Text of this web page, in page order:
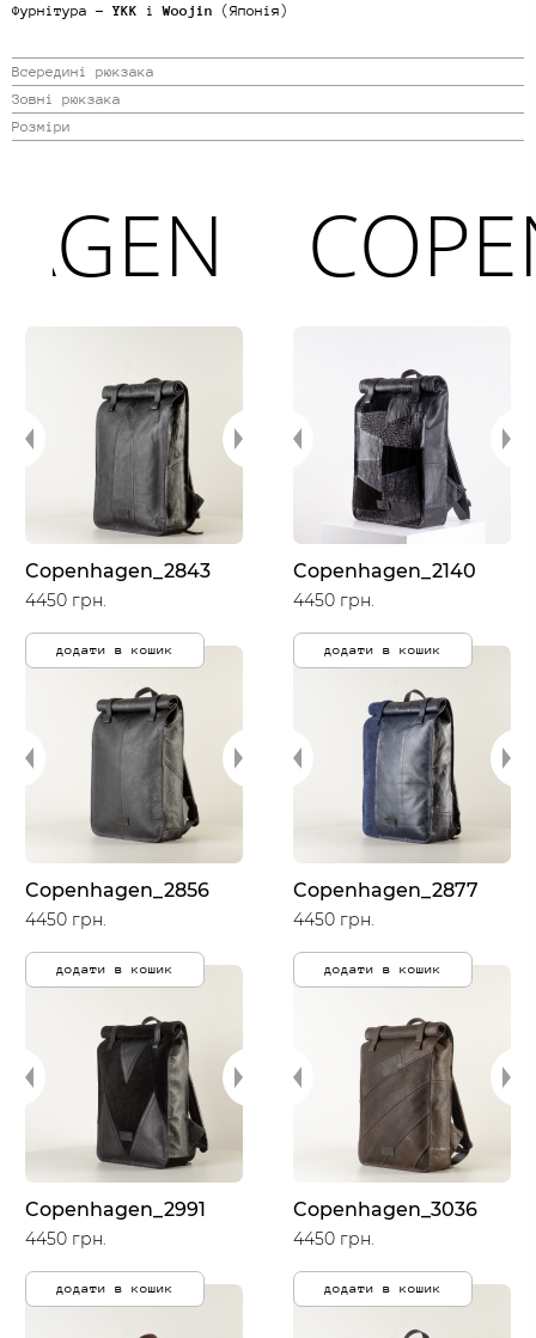
Фурнітура -YKK іWoojin (Японія)
Всередині рюкзака
Зовні рюкзака
Розміри
Copenhagen_2843
4450 грн.
додати в кошик
Copenhagen_2140
4450 грн.
додати в кошик
Copenhagen_2856
4450 грн.
додати в кошик
Copenhagen_2877
4450 грн.
додати в кошик
Copenhagen_2991
4450 грн.
додати в кошик
Copenhagen_3036
4450 грн.
додати в кошик